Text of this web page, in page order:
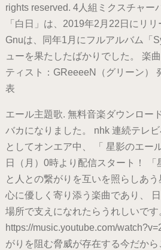
rights reserved. 4人組ミクスチャー
「白日」は、2019年2月22日にリ
Gnuは、同年1月にフルアルバム「
ューを果たしたばかりでした。 楽
ティスト：GReeeeN（グリーン）
表
エール主題歌. 無料音楽ダウンロー
バカになりました。 nhk 連続テレ
としてオンエア中、 「 星影のエー
日（月）0時より配信スタート！ 「
と人との繋がりを互いを照らしあう
心に優しく寄り添う楽曲であり、
場所で支えになれたらうれしいです
https://music.youtube.com/
がりを阻む脅威が存在する今だか